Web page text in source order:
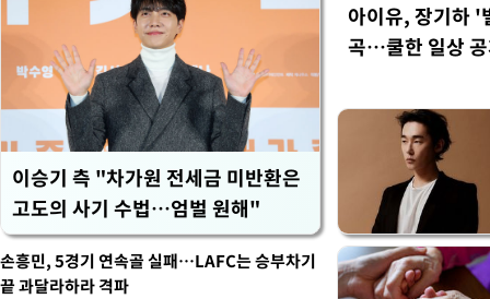
이승기 측 "차가원 전세금 미반환은
고도의 사기 수법…엄벌 원해"
아이유, 장기하 '
곡…쿨한 일상
손흥민, 5경기 연속골 실패…LAFC는 승부차기
끝 과달라하라 격파